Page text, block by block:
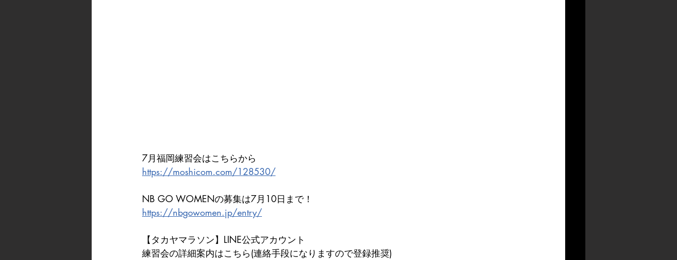
7月福岡練習会はこちらから
https://moshicom.com/128530/
NB GO WOMENの募集は7月10日まで！
https://nbgowomen.jp/entry/
【タカヤマラソン】LINE公式アカウント
練習会の詳細案内はこちら(連絡手段になりますので登録推奨)